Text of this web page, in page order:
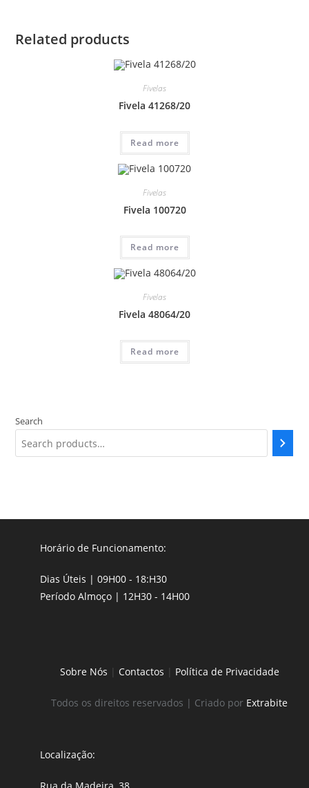
Related products
Fivelas
Fivela 41268/20
Read more
Fivelas
Fivela 100720
Read more
Fivelas
Fivela 48064/20
Read more
Search
Horário de Funcionamento:
Dias Úteis | 09H00 - 18:H30
Período Almoço | 12H30 - 14H00
Sobre Nós | Contactos | Política de Privacidade
Todos os direitos reservados | Criado por Extrabite
Localização: